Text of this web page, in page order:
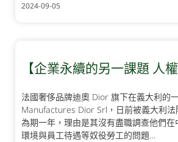
2024-09-05
【企業永續的另一課題 人權
法國奢侈品牌迪奧 Dior 旗下在義大利的
Manufactures Dior Srl，日前被義大利法
為期一年，理由是其沒有盡職調查他們
環境與員工待遇等奴役勞工的問題…